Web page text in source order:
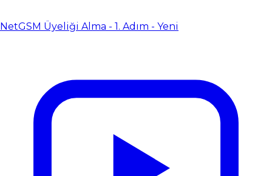
NetGSM Üyeliği Alma - 1. Adım - Yeni